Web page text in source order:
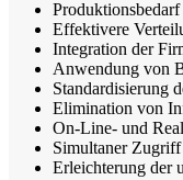
Effektivere
Integration der
Anwendung von
Standardisierung
Elimination von
On-Line- und
Simultaner
Erleichterung der